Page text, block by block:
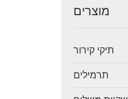
מוצרים
תיקי קירור
תרמילים